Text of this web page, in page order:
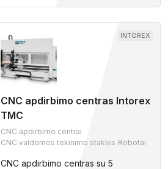
INTOREX
CNC apdirbimo centras Intorex
TMC
CNC apdirbimo centrai
CNC valdomos tekinimo staklės Robotai
CNC apdirbimo centras su 5